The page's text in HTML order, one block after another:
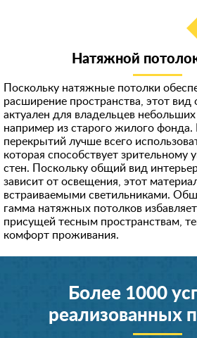
Натяжной
Поскольку натяжные потолки
расширение пространства, этот вид
актуален для владельцев
например из старого жилого
перекрытий лучше всего
которая способствует зрительному
стен. Поскольку общий вид
зависит от освещения, этот
встраиваемыми светильниками.
гамма натяжных потолков избавляет
присущей тесным пространствам,
комфорт проживания.
Более 1000
реализованных